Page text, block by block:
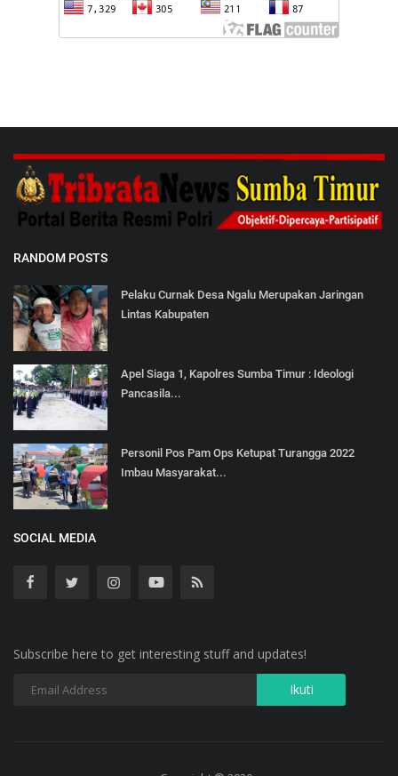
RANDOM POSTS
Pelaku Curnak Desa Ngalu Merupakan Jaringan
Lintas Kabupaten
Apel Siaga 1, Kapolres Sumba Timur : Ideologi
Pancasila...
Personil Pos Pam Ops Ketupat Turangga 2022
Imbau Masyarakat...
SOCIAL MEDIA
Subscribe here to get interesting stuff and updates!